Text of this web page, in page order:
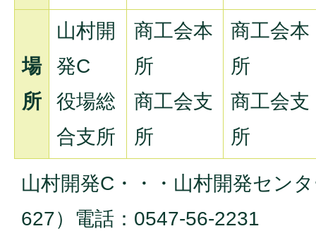
場
所
山村開
発C
役場総
合支所
商工会本
所
商工会支
所
商工会本
所
商工会支
所
山村開発C・・・山村開発セン
627）電話：0547-56-2231